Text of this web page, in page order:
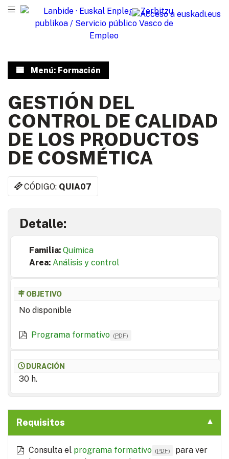
Menú: Formación
GESTIÓN DEL
CONTROL DE CALIDAD
DE LOS PRODUCTOS
DE COSMÉTICA
CÓDIGO: QUIA07
Detalle:
Familia: Química
Area: Análisis y control
OBJETIVO
No disponible
Programa formativo (PDF)
DURACIÓN
30 h.
Requisitos
Consulta el programa formativo (PDF)
para ver